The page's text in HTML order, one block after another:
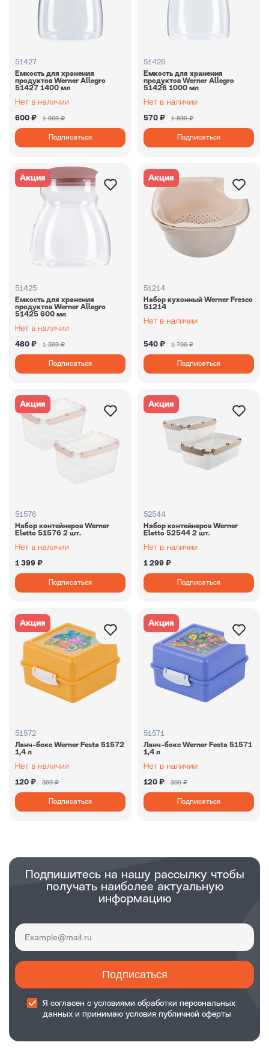
51427
Емкость для хранения
продуктов Werner Allegro
51427 1400 мл
600 ₽ 1 999 ₽
Подписаться
51426
Емкость для хранения
продуктов Werner Allegro
51426 1000 мл
570 ₽ 1 899 ₽
Подписаться
Акция
51425
Емкость для хранения
продуктов Werner Allegro
51425 600 мл
480 ₽ 1 599 ₽
Подписаться
Акция
51214
Набор кухонный Werner Fresco
51214
540 ₽ 1 799 ₽
Подписаться
Акция
51576
Набор контейнеров Werner
Eletto 51576 2 шт.
1 399 ₽
Подписаться
Акция
52544
Набор контейнеров Werner
Eletto 52544 2 шт.
1 299 ₽
Подписаться
Акция
51572
Ланч-бокс Werner Festa 51572
1,4 л
120 ₽ 399 ₽
Подписаться
Акция
51571
Ланч-бокс Werner Festa 51571
1,4 л
120 ₽ 399 ₽
Подписаться
Подпишитесь на нашу рассылку чтобы
получать наиболее актуальную
информацию
Подписаться
Я согласен с условиями обработки персональных
данных и принимаю условия публичной оферты